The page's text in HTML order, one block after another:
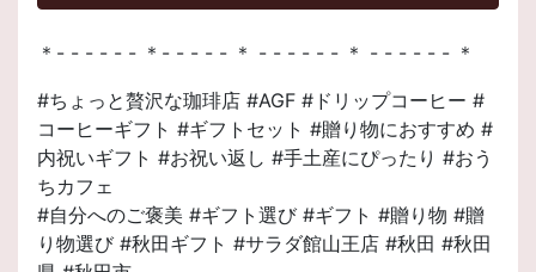
＊- - - - - - ＊- - - - - ＊ - - - - - - ＊ - - - - - - ＊
#ちょっと贅沢な珈琲店 #AGF #ドリップコーヒー #
コーヒーギフト #ギフトセット #贈り物におすすめ #
内祝いギフト #お祝い返し #手土産にぴったり #おう
ちカフェ
#自分へのご褒美 #ギフト選び #ギフト #贈り物 #贈
り物選び #秋田ギフト #サラダ館山王店 #秋田 #秋田